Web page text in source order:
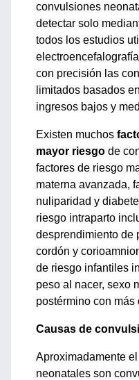
convulsiones
detectar solo
todos los estudios
con precisión las
limitados basados
ingresos bajos y
Existen muchos
mayor riesgo de
factores de riesgo
materna avanzada,
nuliparidad y
riesgo intraparto
desprendimiento de
cordón y
de riesgo infantiles
peso al nacer, sexo
postérmino con más
Causas de
Aproximadamente
neonatales son